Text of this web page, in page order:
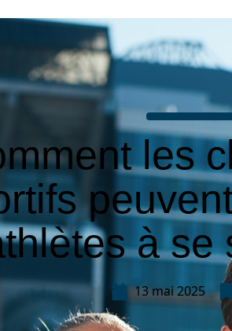
les
à se
13 mai 2025